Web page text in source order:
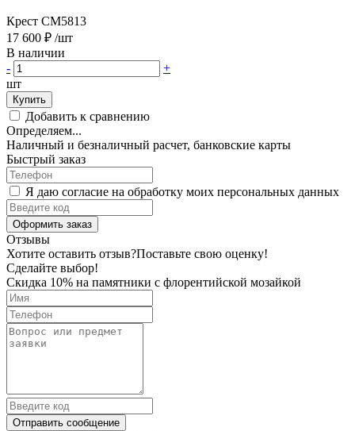
Крест CM5813
17 600 ₽ /шт
В наличии
-
+
шт
Купить
Добавить к сравнению
Определяем...
Наличный и безналичный расчет, банковские карты
Быстрый заказ
Я даю согласие на обработку моих персональных данных
Оформить заказ
Отзывы
Хотите оставить отзыв?Поставьте свою оценку!
Сделайте выбор!
Скидка 10% на памятники с флорентийской мозайкой
Отправить сообщение